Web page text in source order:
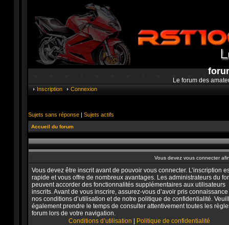
Le forum des
Inscription Connexion
Sujets sans réponse | Sujets actifs
Accueil du forum
Vous devez vous connecter
Vous devez être inscrit avant de pouvoir vous connecter. L’inscription
rapide et vous offre de nombreux avantages. Les administrateurs du
peuvent accorder des fonctionnalités supplémentaires aux utilisateurs
inscrits. Avant de vous inscrire, assurez-vous d’avoir pris
nos conditions d’utilisation et de notre politique de confidentialité.
également prendre le temps de consulter attentivement toutes les
forum lors de votre navigation.
Conditions d’utilisation
Politique de confidentialité